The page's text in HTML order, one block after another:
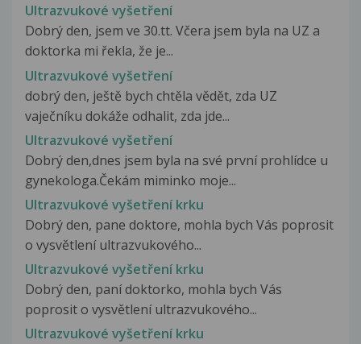
Ultrazvukové vyšetření
Dobrý den, jsem ve 30.tt. Včera jsem byla na UZ a
doktorka mi řekla, že je...
Ultrazvukové vyšetření
dobrý den, ještě bych chtěla vědět, zda UZ
vaječníku dokáže odhalit, zda jde...
Ultrazvukové vyšetření
Dobrý den,dnes jsem byla na své první prohlídce u
gynekologa.Čekám miminko moje...
Ultrazvukové vyšetření krku
Dobrý den, pane doktore, mohla bych Vás poprosit
o vysvětlení ultrazvukového...
Ultrazvukové vyšetření krku
Dobrý den, paní doktorko, mohla bych Vás
poprosit o vysvětlení ultrazvukového...
Ultrazvukové vyšetření krku